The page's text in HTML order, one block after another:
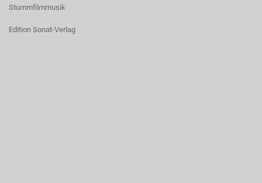
Stummfilmmusik
Edition Sonat-Verlag